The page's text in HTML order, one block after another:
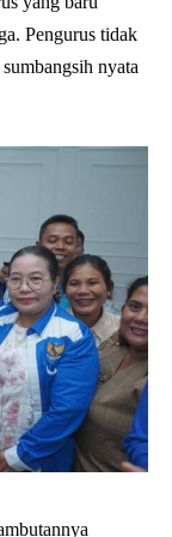
Pengurus tidak
nyata